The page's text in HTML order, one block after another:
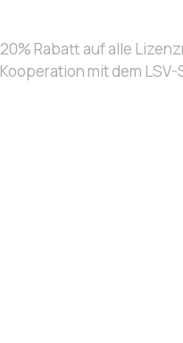
20% Rabatt auf alle
Kooperation mit dem LSV-